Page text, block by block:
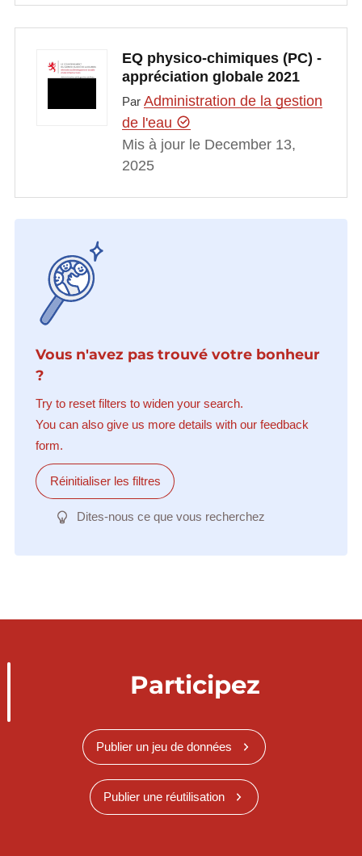
EQ physico-chimiques (PC) -
appréciation globale 2021
Par Administration de la gestion
de l'eau
Mis à jour le December 13,
2025
Vous n'avez pas trouvé votre bonheur
?
Try to reset filters to widen your search.
You can also give us more details with our feedback
form.
Réinitialiser les filtres
Dites-nous ce que vous recherchez
Participez
Publier un jeu de données
Publier une réutilisation